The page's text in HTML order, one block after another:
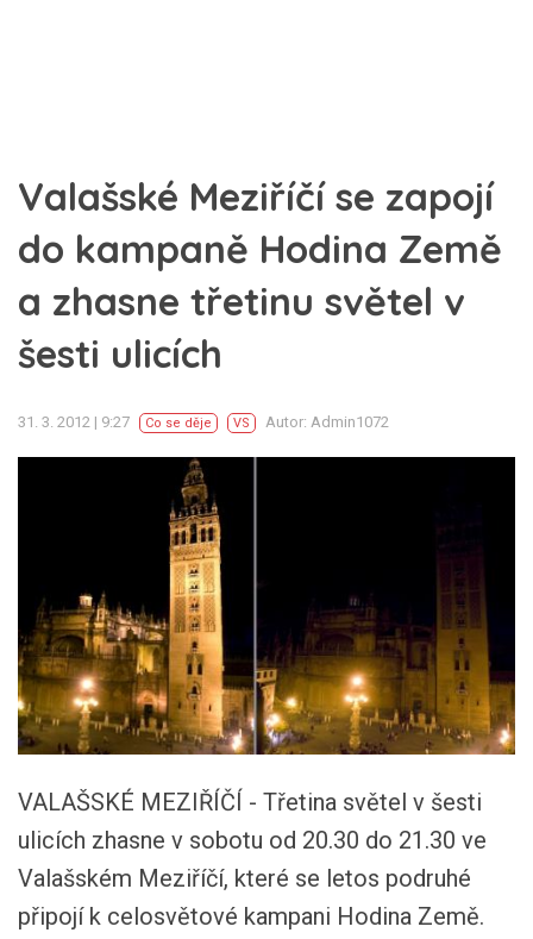
Valašské Meziříčí se zapojí
do kampaně Hodina Země
a zhasne třetinu světel v
šesti ulicích
31. 3. 2012 | 9:27 Co se děje VS Autor: Admin1072
VALAŠSKÉ MEZIŘÍČÍ - Třetina světel v šesti
ulicích zhasne v sobotu od 20.30 do 21.30 ve
Valašském Meziříčí, které se letos podruhé
připojí k celosvětové kampani Hodina Země.